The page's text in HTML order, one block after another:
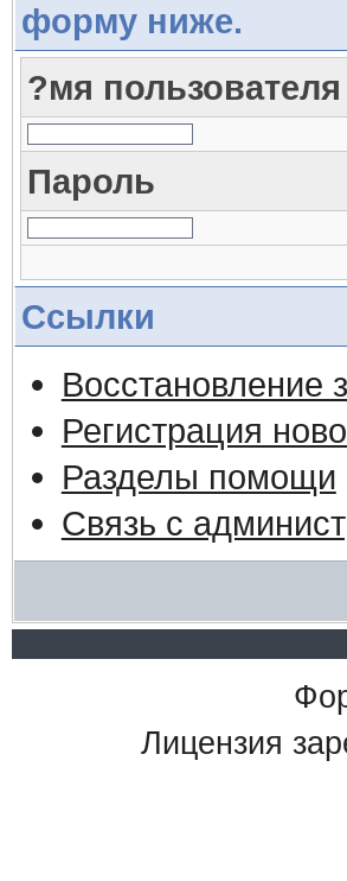
форму ниже.
?мя
Пароль
Ссылки
Восстановление
Регистрация
Разделы помощи
Связь с
Лицензия